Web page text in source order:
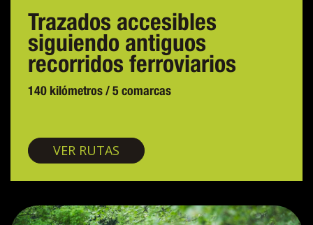
Trazados accesibles
siguiendo antiguos
recorridos ferroviarios
140 kilómetros / 5 comarcas
VER RUTAS Vías verdes